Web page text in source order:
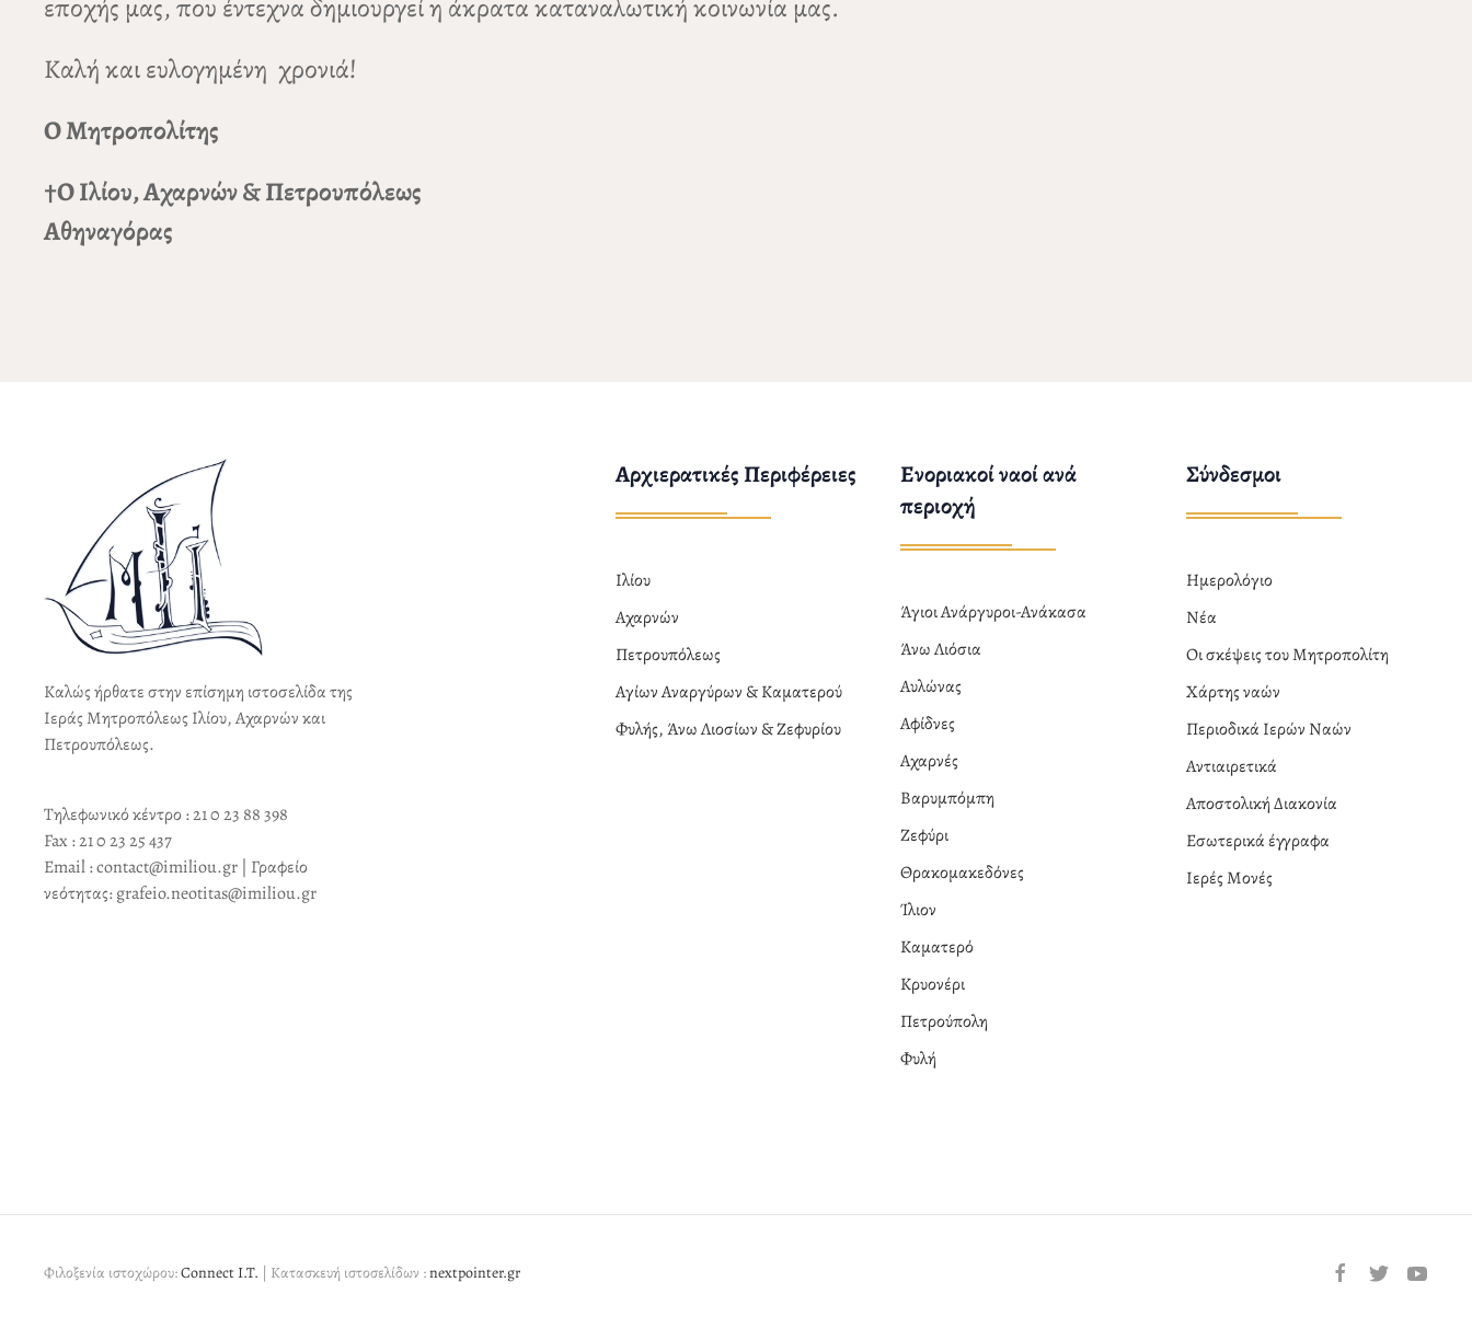
εποχής μας, που έντεχνα δημιουργεί η άκρατα καταναλωτική κοινωνία μας.
Καλή και ευλογημένη χρονιά!
Ο Μητροπολίτης
†Ο Ιλίου, Αχαρνών & Πετρουπόλεως
Αθηναγόρας
Καλώς ήρθατε στην επίσημη ιστοσελίδα της
Ιεράς Μητροπόλεως Ιλίου, Αχαρνών και
Πετρουπόλεως.
Τηλεφωνικό κέντρο : 21 0 23 88 398
Fax : 21 0 23 25 437
Email : contact@imiliou.gr | Γραφείο
νεότητας: grafeio.neotitas@imiliou.gr
Αρχιερατικές Περιφέρειες
Ιλίου
Αχαρνών
Πετρουπόλεως
Αγίων Αναργύρων & Καματερού
Φυλής, Άνω Λιοσίων & Ζεφυρίου
Ενοριακοί ναοί ανά
περιοχή
Άγιοι Ανάργυροι-Ανάκασα
Άνω Λιόσια
Αυλώνας
Αφίδνες
Αχαρνές
Βαρυμπόμπη
Ζεφύρι
Θρακομακεδόνες
Ίλιον
Καματερό
Κρυονέρι
Πετρούπολη
Φυλή
Σύνδεσμοι
Ημερολόγιο
Νέα
Οι σκέψεις του Μητροπολίτη
Χάρτης ναών
Περιοδικά Ιερών Ναών
Αντιαιρετικά
Αποστολική Διακονία
Εσωτερικά έγγραφα
Ιερές Μονές
Φιλοξενία ιστοχώρου:Connect I.T. | Κατασκευή ιστοσελίδων :nextpointer.gr